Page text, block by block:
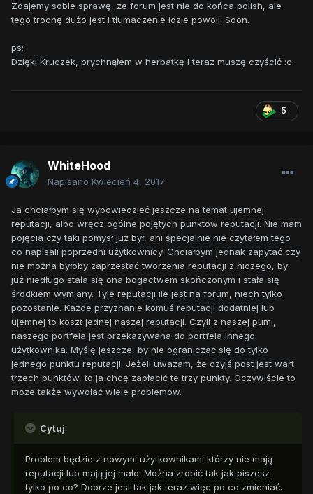
Zdajemy sobie sprawę, że forum jest nie do końca polish, ale
tego trochę dużo jest i tłumaczenie idzie powoli. Soon.
ps:
Dzięki Kruczek, prychnąłem w herbatkę i teraz muszę czyścić :c
5
WhiteHood
Napisano Kwiecień 4, 2017
Ja chciałbym się wypowiedzieć jeszcze na temat ujemnej
reputacji, albo wręcz ogólne pojętych punktów reputacji. Nie mam
pojęcia czy taki pomysł już był, ani specjalnie nie czytałem tego
co napisali poprzedni użytkownicy. Chciałbym jednak zapytać czy
nie można byłoby zaprzestać tworzenia reputacji z niczego, by
już niedługo stała się ona bogactwem skończonym i stała się
środkiem wymiany. Tyle reputacji ile jest na forum, niech tylko
pozostanie. Każde przyznanie komuś reputacji dodatniej lub
ujemnej to koszt jednej naszej reputacji. Czyli z naszej pumi,
naszego portfela jest przekazywana do portfela innego
użytkownika. Myślę jeszcze, by nie ograniczać się do tylko
jednego punktu reputacji. Jeżeli uważam, że czyjś post jest wart
trzech punktów, to ja chcę zapłacić te trzy punkty. Oczywiście to
może także wywołać wiele problemów.
Cytuj
Problem będzie z nowymi użytkownikami którzy nie mają
reputacji lub mają jej mało. Można zrobić tak jak piszesz
tylko po co? Dobrze jest tak jak teraz więc po co zmieniać.